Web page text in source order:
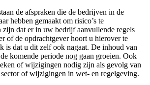
de afspraken die de bedrijven in de
hebben gemaakt om risico’s te
zijn dat er in uw bedrijf aanvullende regels
of de opdrachtgever hoort u hierover te
is dat u dit zelf ook nagaat. De inhoud van
komende periode nog gaan groeien. Ook
of wijzigingen nodig zijn als gevolg van
of wijzigingen in wet- en regelgeving.